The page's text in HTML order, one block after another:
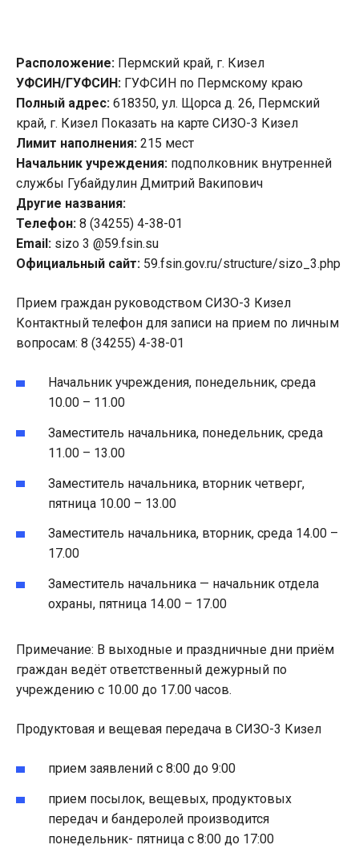
Расположение: Пермский край, г. Кизел
УФСИН/ГУФСИН: ГУФСИН по Пермскому краю
Полный адрес: 618350, ул. Щорса д. 26, Пермский
край, г. Кизел Показать на карте СИЗО-3 Кизел
Лимит наполнения: 215 мест
Начальник учреждения: подполковник внутренней
службы Губайдулин Дмитрий Вакипович
Другие названия:
Телефон: 8 (34255) 4-38-01
Email: sizo 3 @59.fsin.su
Официальный сайт: 59.fsin.gov.ru/structure/sizo_3.php
Прием граждан руководством СИЗО-3 Кизел
Контактный телефон для записи на прием по личным
вопросам: 8 (34255) 4-38-01
Начальник учреждения, понедельник, среда
10.00 – 11.00
Заместитель начальника, понедельник, среда
11.00 – 13.00
Заместитель начальника, вторник четверг,
пятница 10.00 – 13.00
Заместитель начальника, вторник, среда 14.00 –
17.00
Заместитель начальника — начальник отдела
охраны, пятница 14.00 – 17.00
Примечание: В выходные и праздничные дни приём
граждан ведёт ответственный дежурный по
учреждению с 10.00 до 17.00 часов.
Продуктовая и вещевая передача в СИЗО-3 Кизел
прием заявлений с 8:00 до 9:00
прием посылок, вещевых, продуктовых
передач и бандеролей производится
понедельник- пятница с 8:00 до 17:00